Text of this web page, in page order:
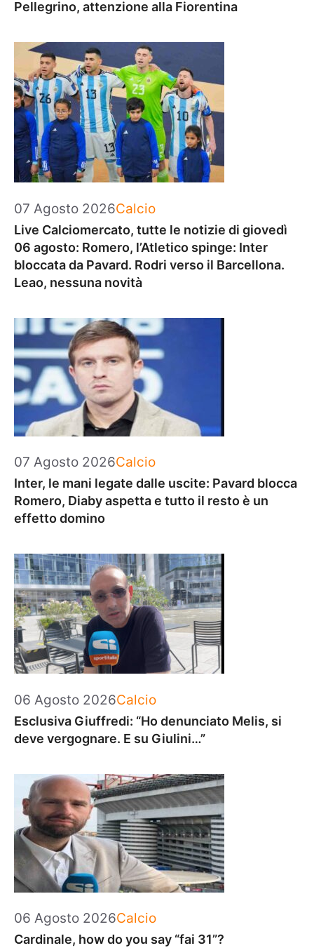
Pellegrino, attenzione alla Fiorentina
07 Agosto 2026Categorie
Calcio
Live Calciomercato, tutte le notizie di giovedì
06 agosto: Romero, l’Atletico spinge: Inter
bloccata da Pavard. Rodri verso il Barcellona.
Leao, nessuna novità
07 Agosto 2026Categorie
Calcio
Inter, le mani legate dalle uscite: Pavard blocca
Romero, Diaby aspetta e tutto il resto è un
effetto domino
06 Agosto 2026Categorie
Calcio
Esclusiva Giuffredi: “Ho denunciato Melis, si
deve vergognare. E su Giulini…”
06 Agosto 2026Categorie
Calcio
Cardinale, how do you say “fai 31”?